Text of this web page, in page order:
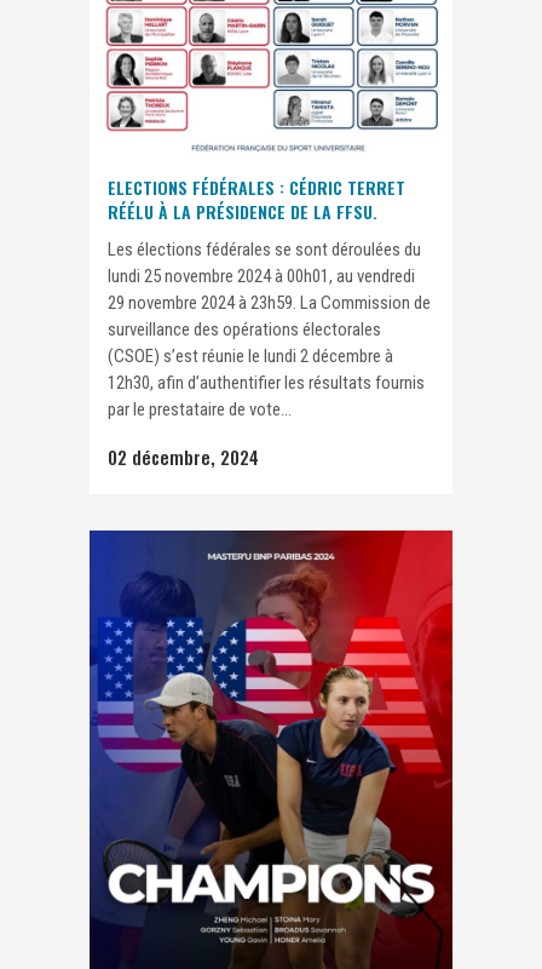
ELECTIONS FÉDÉRALES : CÉDRIC TERRET
RÉÉLU À LA PRÉSIDENCE DE LA FFSU.
Les élections fédérales se sont déroulées du
lundi 25 novembre 2024 à 00h01, au vendredi
29 novembre 2024 à 23h59. La Commission de
surveillance des opérations électorales
(CSOE) s’est réunie le lundi 2 décembre à
12h30, afin d’authentifier les résultats fournis
par le prestataire de vote...
02 décembre, 2024